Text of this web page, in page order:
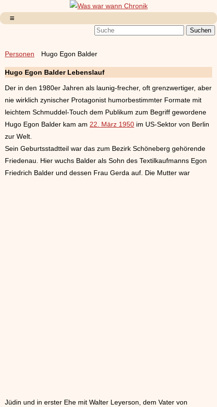
Personen Hugo Egon Balder
Hugo Egon Balder Lebenslauf
Der in den 1980er Jahren als launig-frecher, oft grenzwertiger, aber
nie wirklich zynischer Protagonist humorbestimmter Formate mit
leichtem Schmuddel-Touch dem Publikum zum Begriff gewordene
Hugo Egon Balder kam am 22. März 1950 im US-Sektor von Berlin
zur Welt.
Sein Geburtsstadtteil war das zum Bezirk Schöneberg gehörende
Friedenau. Hier wuchs Balder als Sohn des Textilkaufmanns Egon
Friedrich Balder und dessen Frau Gerda auf. Die Mutter war
Jüdin und in erster Ehe mit Walter Leyerson, dem Vater von